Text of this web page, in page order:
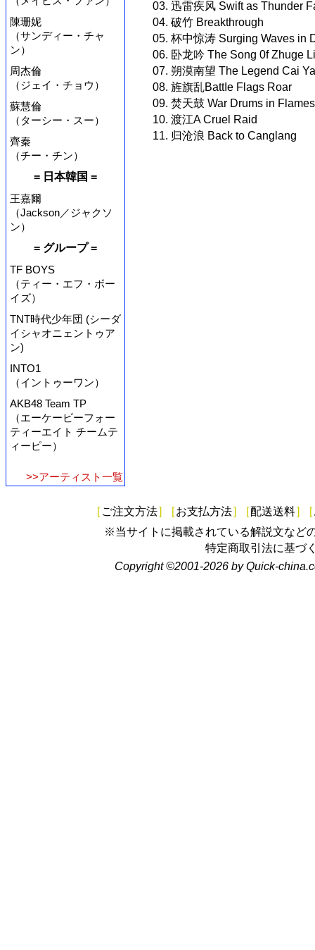
陳珊妮
（サンディー・チャ
ン）
周杰倫
（ジェイ・チョウ）
蘇慧倫
（ターシー・スー）
齊秦
（チー・チン）
= 日本韓国 =
王嘉爾
（Jackson／ジャクソ
ン）
= グループ =
TF BOYS
（ティー・エフ・ボー
イズ）
TNT時代少年団 (シーダ
イシャオニェントゥア
ン)
INTO1
（イントゥーワン）
AKB48 Team TP
（エーケービーフォー
ティーエイト チームテ
ィーピー）
>>アーティスト一覧
03. 迅雷疾风 Swift as Thunder
04. 破竹 Breakthrough
05. 杯中惊涛 Surging Waves in
06. 卧龙吟 The Song 0f Zhuge
07. 朔漠南望 The Legend Cai
08. 旌旗乱BattIe Flags Roar
09. 焚天鼓 War Drums in Flames
10. 渡江A Cruel Raid
11. 归沧浪 Back to Canglang
[ ご注文方法] [お支払方法] [配送送料] [
※当サイトに掲載されている解説文など
特定商取引法に基づ
Copyright ©2001-2026 by Quick-